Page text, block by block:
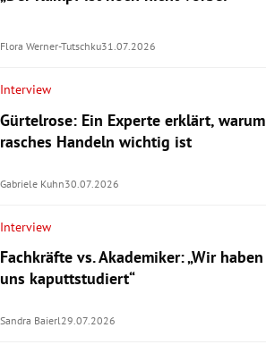
Flora Werner-Tutschku31.07.2026
Interview
Gürtelrose: Ein Experte erklärt, warum
rasches Handeln wichtig ist
Gabriele Kuhn30.07.2026
Interview
Fachkräfte vs. Akademiker: „Wir haben
uns kaputtstudiert“
Sandra Baierl29.07.2026